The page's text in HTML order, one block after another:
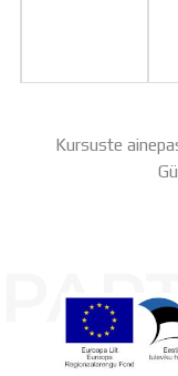
Kursuste